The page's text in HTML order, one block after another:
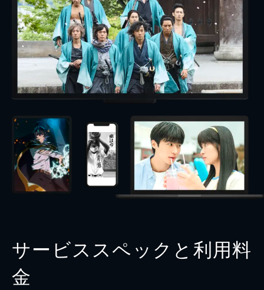
サービススペックと利用料
金